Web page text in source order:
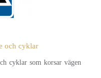
och cyklar
cyklar som korsar vägen